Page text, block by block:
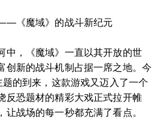
《魔域》的战斗新纪元
中，《魔域》一直以其开放的世
创新的战斗机制占据一席之地。今
题的到来，这款游戏又迈入了一个
反恐题材的精彩大戏正式拉开帷
让战场的每一秒都充满了看点。